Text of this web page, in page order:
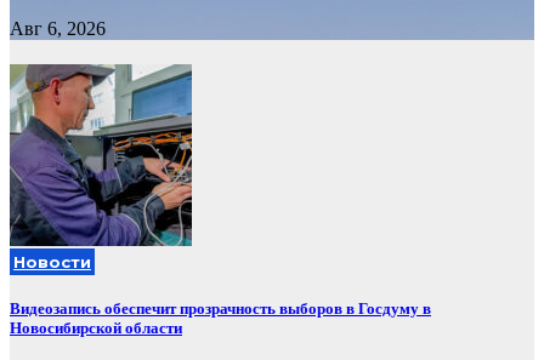
Авг 6, 2026
Новости
Видеозапись обеспечит прозрачность выборов в Госдуму в
Новосибирской области